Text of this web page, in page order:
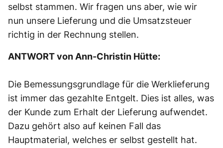
selbst stammen. Wir fragen uns aber, wie wir
nun unsere Lieferung und die Umsatzsteuer
richtig in der Rechnung stellen.
ANTWORT von Ann-Christin Hütte:
Die Bemessungsgrundlage für die Werklieferung
ist immer das gezahlte Entgelt. Dies ist alles, was
der Kunde zum Erhalt der Lieferung aufwendet.
Dazu gehört also auf keinen Fall das
Hauptmaterial, welches er selbst gestellt hat.